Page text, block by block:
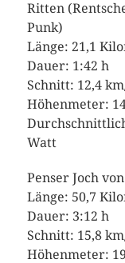
Ritten
Punk)
Länge: 21,1
Dauer: 1:42 h
Schnitt: 12,4
Höhenmeter:
Watt
Penser Joch
Länge: 50,7
Dauer: 3:12 h
Schnitt: 15,8
Höhenmeter: